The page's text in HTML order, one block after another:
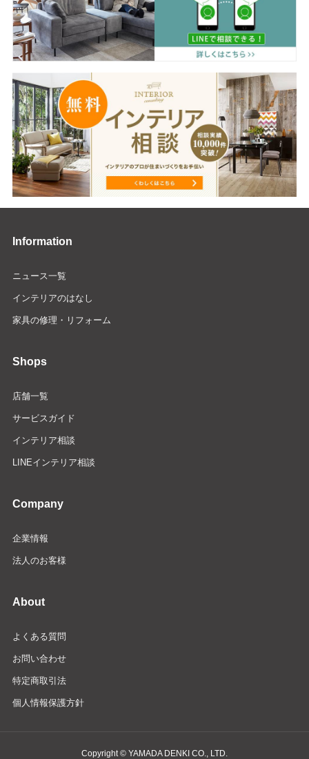
Information
ニュース一覧
インテリアのはなし
家具の修理・リフォーム
Shops
店舗一覧
サービスガイド
インテリア相談
LINEインテリア相談
Company
企業情報
法人のお客様
About
よくある質問
お問い合わせ
特定商取引法
個人情報保護方針
Copyright © YAMADA DENKI CO., LTD.